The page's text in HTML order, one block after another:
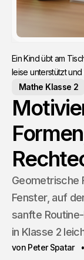
Ein Kind übt am
leise unterstützt
Mathe Klasse 2
Geometrische
Fenster, auf
sanfte
in Klasse 2
von Peter Spatar